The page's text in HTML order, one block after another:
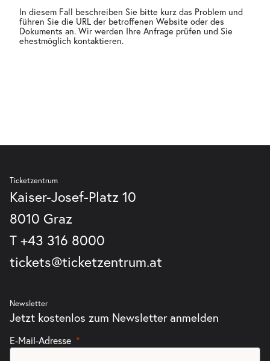
In diesem Fall beschreiben Sie bitte kurz das Problem und
führen Sie die URL der betroffenen Website oder des
Dokuments an. Wir werden Ihre Anfrage prüfen und Sie
ehestmöglich kontaktieren.
Ticketzentrum
Kaiser-Josef-Platz 10
8010 Graz
T +43 316 8000
tickets@ticketzentrum.at
Newsletter
Jetzt kostenlos zum Newsletter anmelden
E-Mail-Adresse